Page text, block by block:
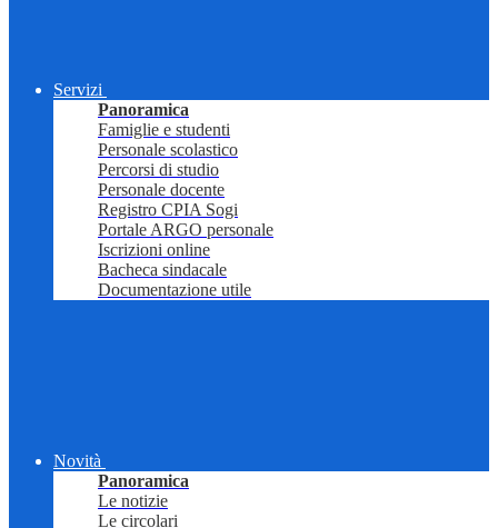
Servizi
Panoramica
Famiglie e studenti
Personale scolastico
Percorsi di studio
Personale docente
Registro CPIA Sogi
Portale ARGO personale
Iscrizioni online
Bacheca sindacale
Documentazione utile
Novità
Panoramica
Le notizie
Le circolari